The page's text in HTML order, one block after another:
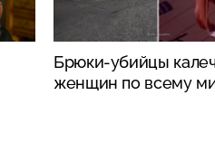
Брюки-убийцы
женщин по всему